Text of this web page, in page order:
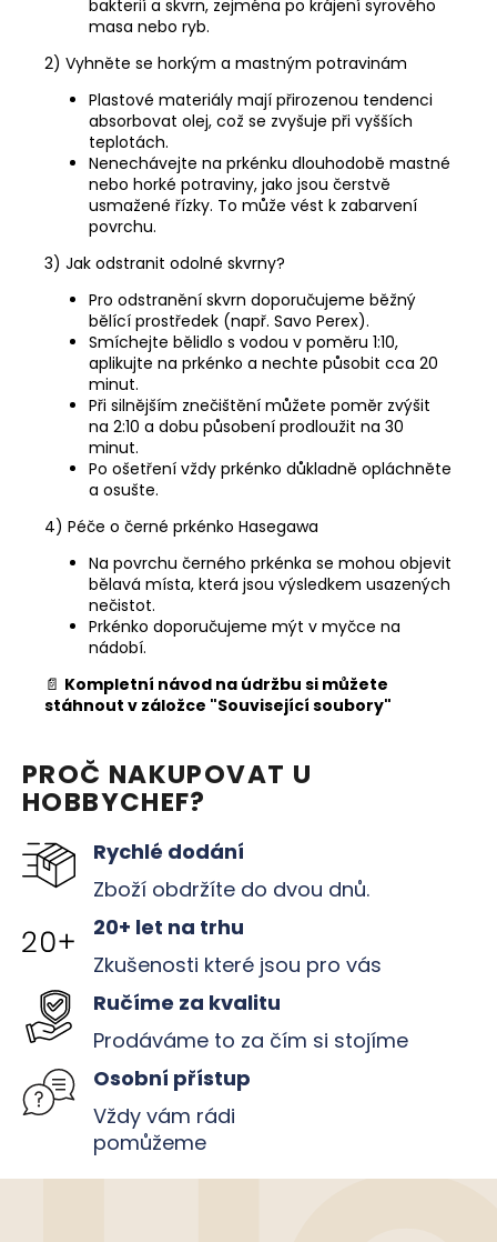
bakterií a skvrn, zejména po krájení syrového
masa nebo ryb.
2) Vyhněte se horkým a mastným potravinám
Plastové materiály mají přirozenou tendenci
absorbovat olej, což se zvyšuje při vyšších
teplotách.
Nenechávejte na prkénku dlouhodobě mastné
nebo horké potraviny, jako jsou čerstvě
usmažené řízky. To může vést k zabarvení
povrchu.
3) Jak odstranit odolné skvrny?
Pro odstranění skvrn doporučujeme běžný
bělící prostředek (např. Savo Perex).
Smíchejte bělidlo s vodou v poměru 1:10,
aplikujte na prkénko a nechte působit cca 20
minut.
Při silnějším znečištění můžete poměr zvýšit
na 2:10 a dobu působení prodloužit na 30
minut.
Po ošetření vždy prkénko důkladně opláchněte
a osušte.
4) Péče o černé prkénko Hasegawa
Na povrchu černého prkénka se mohou objevit
bělavá místa, která jsou výsledkem usazených
nečistot.
Prkénko doporučujeme mýt v myčce na
nádobí.
📄 Kompletní návod na údržbu si můžete
stáhnout v záložce "Související soubory"
PROČ NAKUPOVAT U
HOBBYCHEF?
Rychlé dodání
Zboží obdržíte do dvou dnů.
20+ let na trhu
Zkušenosti které jsou pro vás
Ručíme za kvalitu
Prodáváme to za čím si stojíme
Osobní přístup
Vždy vám rádi
pomůžeme